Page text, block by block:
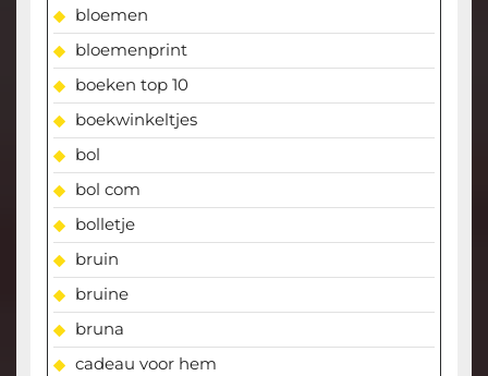
bloemen
bloemenprint
boeken top 10
boekwinkeltjes
bol
bol com
bolletje
bruin
bruine
bruna
cadeau voor hem